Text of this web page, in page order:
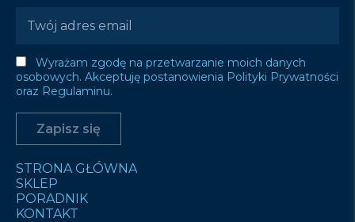
Wyrażam zgodę na przetwarzanie moich danych
osobowych. Akceptuję postanowienia Polityki Prywatności
oraz Regulaminu.
STRONA GŁÓWNA
SKLEP
PORADNIK
KONTAKT